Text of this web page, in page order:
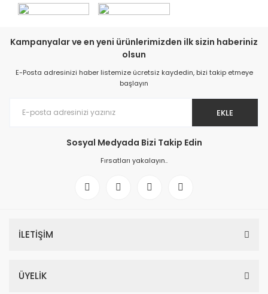
Kampanyalar ve en yeni ürünlerimizden ilk sizin haberiniz
olsun
E-Posta adresinizi haber listemize ücretsiz kaydedin, bizi takip etmeye
başlayın
EKLE
Sosyal Medyada Bizi Takip Edin
Fırsatları yakalayın..
İLETİŞİM
ÜYELİK